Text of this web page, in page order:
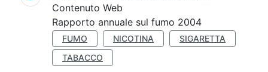
Contenuto Web
Rapporto annuale sul fumo 2004
FUMO NICOTINA
SIGARETTA
TABACCO